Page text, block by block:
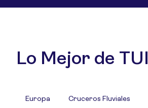
Lo Mejor de TUI
Europa Cruceros Fluviales